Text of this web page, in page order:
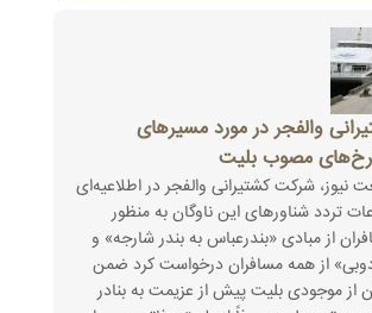
والفجر در مورد مسیرهای
مصوب بلیت
نیوز، شرکت کشتیرانی والفجر در اطلاعیه‌ای
تردد شناورهای این ناوگان به منظور
از مبادی «بندرعباس به بندر شارجه» و
دوبی» از همه مسافران درخواست کرد ضمن
از موجودی بلیت پیش از عزیمت به بنادر